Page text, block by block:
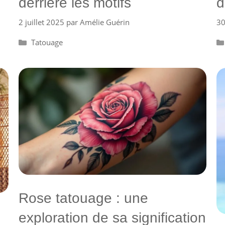
2 juillet 2025 parAmélie Guérin
Catégories
Tatouage
Rose tatouage : une
exploration de sa signification